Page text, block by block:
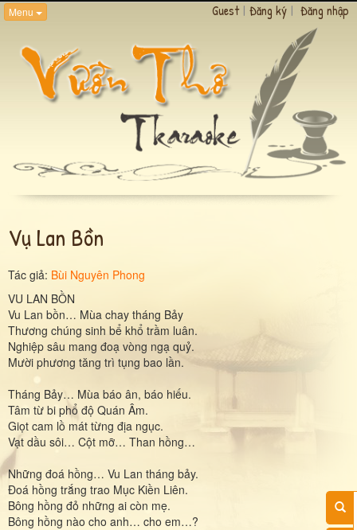
Menu Guest | Đăng ký | Đăng nhập
Vụ Lan Bồn
Tác giả: Bùi Nguyên Phong
VU LAN BỒN
Vu Lan bồn… Mùa chay tháng Bảy
Thương chúng sinh bể khổ trầm luân.
Nghiệp sâu mang đoạ vòng ngạ quỷ.
Mười phương tăng trì tụng bao lần.
Tháng Bảy… Mùa báo ân, báo hiếu.
Tâm từ bi phổ độ Quán Âm.
Giọt cam lồ mát từng địa ngục.
Vạt dầu sôi… Cột mỡ… Than hồng…
Những đoá hồng… Vu Lan tháng bảy.
Đoá hồng trắng trao Mục Kiền Liên.
Bông hồng đỏ những ai còn mẹ.
Bông hồng nào cho anh… cho em…?